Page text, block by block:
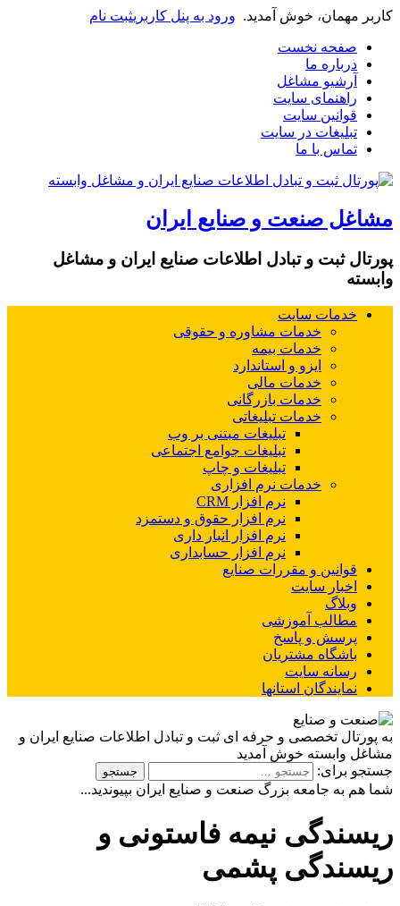
مهمان، خوش آمدید.ورود به پنل کاربریثبت نام
صفحه نخست
درباره ما
آرشیو مشاغل
راهنمای سایت
قوانین سایت
تبلیغات در سایت
تماس با ما
صنعت و صنایع ایران
ثبت و تبادل اطلاعات صنایع ایران و مشاغل
خدمات سایت
خدمات مشاوره و حقوقی
خدمات بیمه
ایزو و استاندارد
خدمات مالی
خدمات بازرگانی
خدمات تبلیغاتی
تبلیغات مبتنی بر وب
تبلیغات جوامع اجتماعی
تبلیغات و چاپ
خدمات نرم افزاری
نرم افزار CRM
نرم افزار حقوق و دستمزد
نرم افزار انبار داری
نرم افزار حسابداری
قوانین و مقررات صنایع
اخبار سایت
وبلاگ
مطالب آموزشی
پرسش و پاسخ
باشگاه مشتریان
رسانه سایت
نمایندگان استانها
پورتال تخصصی و حرفه ای ثبت و تبادل اطلاعات صنایع ایران و
وابسته خوش آمدید
برای:
هم به جامعه بزرگ صنعت و صنایع ایران بپیوندید...
نیمه فاستونی و
پشمی